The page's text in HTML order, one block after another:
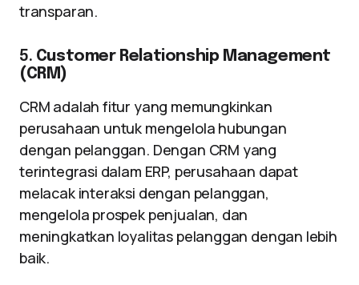
transparan.
5. Customer Relationship Management
(CRM)
CRM adalah fitur yang memungkinkan
perusahaan untuk mengelola hubungan
dengan pelanggan. Dengan CRM yang
terintegrasi dalam ERP, perusahaan dapat
melacak interaksi dengan pelanggan,
mengelola prospek penjualan, dan
meningkatkan loyalitas pelanggan dengan lebih
baik.